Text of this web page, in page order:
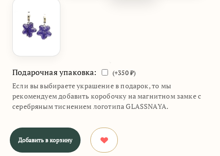
Подарочная упаковка: (+350₽)
Если вы выбираете украшение в подарок, то мы
рекомендуем добавить коробочку на магнитном замке с
серебряным тиснением логотипа GLASSNAYA.
Добавить в корзину